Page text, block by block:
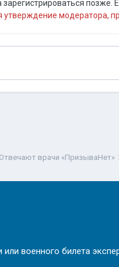
позже.
модератора,
Отвечают врачи «ПризываНет»
военного билета